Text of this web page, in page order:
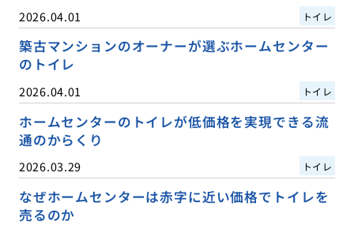
2026.04.01 トイレ
築古マンションのオーナーが選ぶホームセンター
のトイレ
2026.04.01 トイレ
ホームセンターのトイレが低価格を実現できる流
通のからくり
2026.03.29 トイレ
なぜホームセンターは赤字に近い価格でトイレを
売るのか